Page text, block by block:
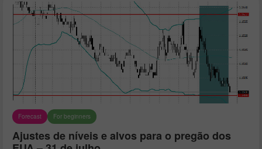
Forecast For beginners
Ajustes de níveis e alvos para o pregão dos